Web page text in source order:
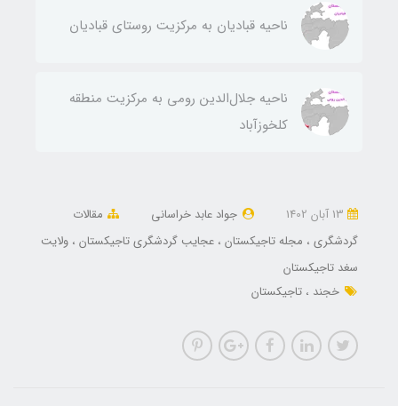
ناحيه قباديان به مركزيت روستای قباديان
ناحيه جلال‌الدين رومی به مركزيت منطقه
كلخوزآباد
جواد عابد خراسانی
مقالات
گردشگری
مجله تاجیکستان عجایب گردشگری تاجیکستان ولایت
سغد تاجیکستان
خجند
تاجیکستان